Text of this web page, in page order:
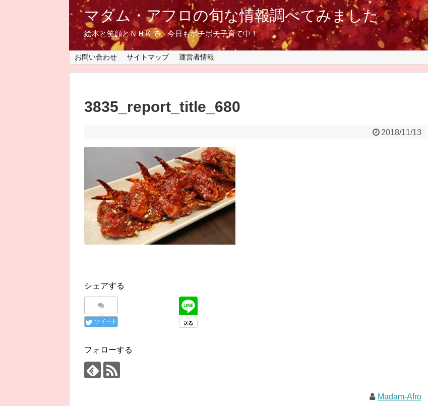
マダム・アフロの旬な情報調べてみました
絵本と笑顔とＮＨＫで、今日もボチボチ子育て中！
お問い合わせ サイトマップ 運営者情報
3835_report_title_680
2018/11/13
シェアする
ツイート
フォローする
Madam-Afro